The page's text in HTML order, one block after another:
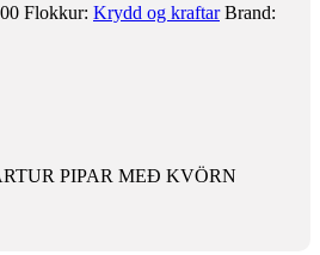
Flokkur: Krydd og kraftar Brand:
PIPAR MEÐ KVÖRN